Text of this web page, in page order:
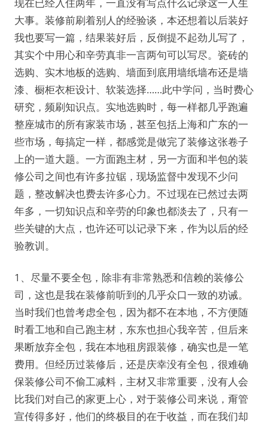
大事。装修前刷着别人的经验谈，本还想着以后装好
我也要写一篇，结果装好后，反倒提不起劲儿写了，
其实个中用心和辛劳真非一言两句可以写尽。瓷砖的
选购、实木地板的选购、墙面到底用墙纸墙布还是墙
漆、橱柜衣柜设计、软装选择……此中学问，当时费心
研究，频刷知识点。实地选购时，每一样都几乎跑遍
整座城市的所有家装市场，甚至包括上海和广东的一
些市场，每搞定一样，都感觉是做完了装修这张卷子
上的一道大题。一方面跑主材，另一方面和半包的装
修公司之间也有许多拉锯，现场监督中发现不少问
题，整改解决也费去许多心力。不过现在已然过去两
年多，一切知识点和辛劳的印象也都淡去了，只有一
些关键的大点，也许还可以记录下来，作为以后的经
验教训。
1、尽量不要全包，除非有非常熟悉和信赖的装修公
司，这也是我在装修前听到的几乎众口一致的劝诫。
当时我们也曾考虑全包，因为都不在本地，不方便随
时看工地和自己跑主材，东东也担心我辛苦，但后来
果断放弃全包，我在本地租房跟装修，确实也是一笔
费用。但经历过装修后，还是庆幸没有全包，很难确
保装修公司不偷工减料，主材又非常重要，没有人会
比我们对自己的家更上心，对于装修公司来说，甭管
宣传得多好，他们的终极目的在于收益，而在我们却